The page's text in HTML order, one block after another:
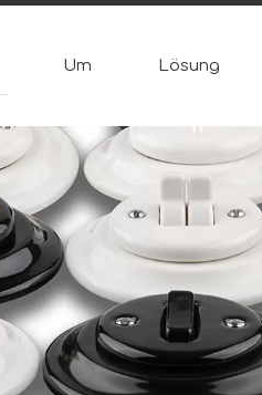
Um Lösung